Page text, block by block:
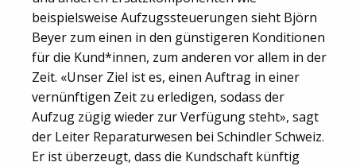
beispielsweise Aufzugssteuerungen sieht Björn
Beyer zum einen in den günstigeren Konditionen
für die Kund*innen, zum anderen vor allem in der
Zeit. «Unser Ziel ist es, einen Auftrag in einer
vernünftigen Zeit zu erledigen, sodass der
Aufzug zügig wieder zur Verfügung steht», sagt
der Leiter Reparaturwesen bei Schindler Schweiz.
Er ist überzeugt, dass die Kundschaft künftig